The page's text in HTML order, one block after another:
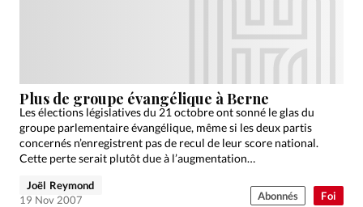
Foi
Plus de groupe évangélique à Berne
Les élections législatives du 21 octobre ont sonné le glas du
groupe parlementaire évangélique, même si les deux partis
concernés n’enregistrent pas de recul de leur score national.
Cette perte serait plutôt due à l’augmentation…
Joël Reymond
19 Nov 2007
Abonnés